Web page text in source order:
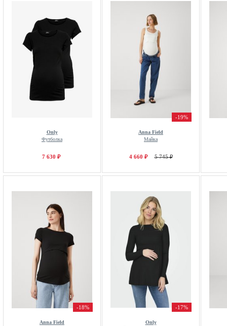
Only
Футболка
7 630 ₽
-19%
Anna Field
Майка
4 660 ₽ 5 745 ₽
-18%
Anna Field
-17%
Only